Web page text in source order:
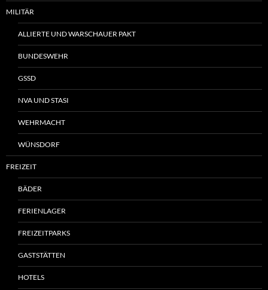
MILITÄR
ALLIERTE UND WARSCHAUER PAKT
BUNDESWEHR
GSSD
NVA UND STASI
WEHRMACHT
WÜNSDORF
FREIZEIT
BÄDER
FERIENLAGER
FREIZEITPARKS
GASTSTÄTTEN
HOTELS